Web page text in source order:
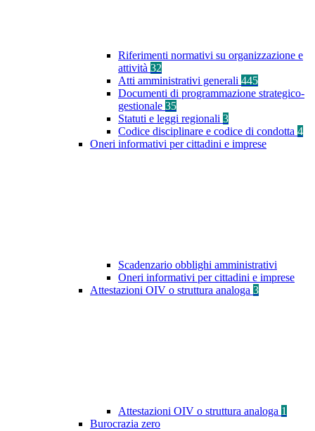
Riferimenti normativi su organizzazione e
attività 32
Atti amministrativi generali 445
Documenti di programmazione strategico-
gestionale 35
Statuti e leggi regionali 3
Codice disciplinare e codice di condotta 4
Oneri informativi per cittadini e imprese
Scadenzario obblighi amministrativi
Oneri informativi per cittadini e imprese
Attestazioni OIV o struttura analoga 3
Attestazioni OIV o struttura analoga 1
Burocrazia zero